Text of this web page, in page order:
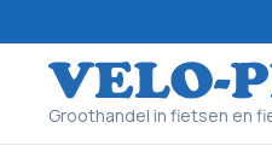
Groothandel in fietsen en